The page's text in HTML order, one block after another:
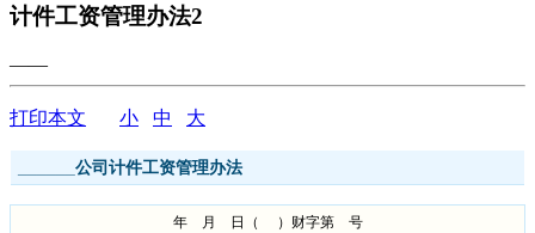
计件工资管理办法2
——
打印本文 小 中 大
______公司计件工资管理办法
年 月 日（ ）财字第 号